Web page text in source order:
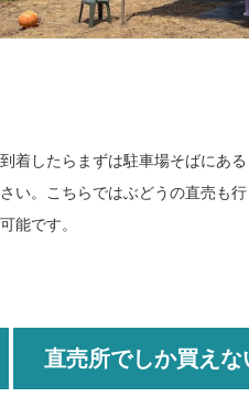
到着したらまずは駐車場そばにあ
さい。こちらではぶどうの直売も
可能です。
直売所でしか買え